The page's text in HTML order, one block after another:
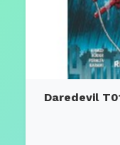
Daredevil